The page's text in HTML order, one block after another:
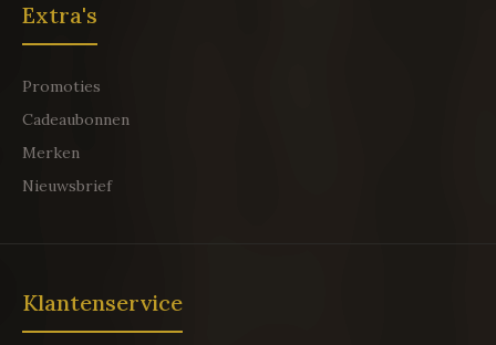
Extra's
Promoties
Cadeaubonnen
Merken
Nieuwsbrief
Klantenservice